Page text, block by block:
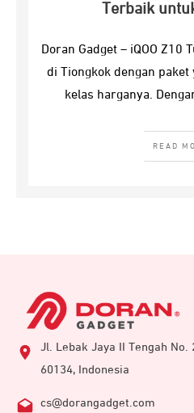
Terbaik
Doran Gadget – iQOO
di Tiongkok dengan
kelas harganya.
READ
Jl. Lebak Jaya II Tengah No.
60134, Indonesia
cs@dorangadget.com